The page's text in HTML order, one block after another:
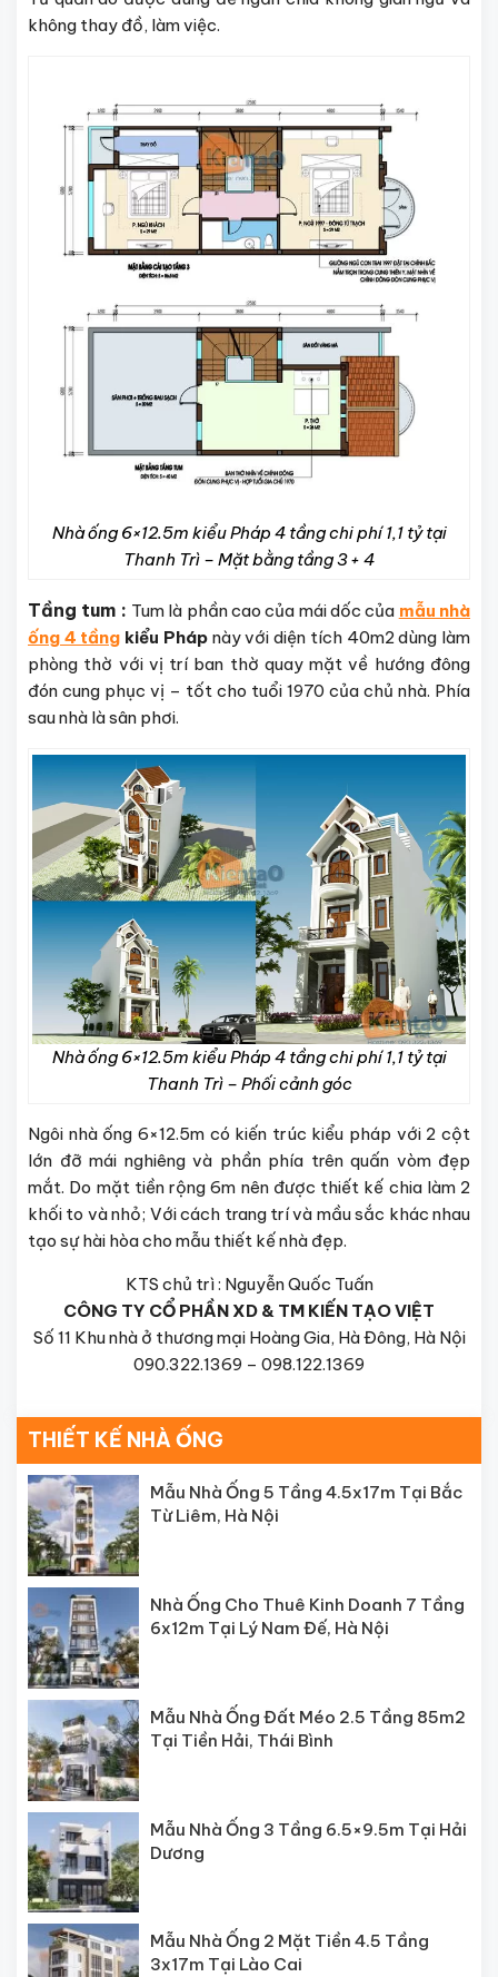
không thay đồ, làm việc.
Nhà ống 6×12.5m kiểu Pháp 4 tầng chi phí 1,1 tỷ tại
Thanh Trì – Mặt bằng tầng 3 + 4
Tầng tum : Tum là phần cao của mái dốc của mẫu nhà
ống 4 tầng kiểu Phápnày với diện tích 40m2 dùng làm
phòng thờ với vị trí ban thờ quay mặt về hướng đông
đón cung phục vị – tốt cho tuổi 1970 của chủ nhà. Phía
sau nhà là sân phơi.
Nhà ống 6×12.5m kiểu Pháp 4 tầng chi phí 1,1 tỷ tại
Thanh Trì – Phối cảnh góc
Ngôi nhà ống 6×12.5m có kiến trúc kiểu pháp với 2 cột
lớn đỡ mái nghiêng và phần phía trên quấn vòm đẹp
mắt. Do mặt tiền rộng 6m nên được thiết kế chia làm 2
khối to và nhỏ; Với cách trang trí và mầu sắc khác nhau
tạo sự hài hòa cho mẫu thiết kế nhà đẹp.
KTS chủ trì : Nguyễn Quốc Tuấn
CÔNG TY CỔ PHẦN XD & TM KIẾN TẠO VIỆT
Số 11 Khu nhà ở thương mại Hoàng Gia, Hà Đông, Hà Nội
090.322.1369 – 098.122.1369
THIẾT KẾ NHÀ ỐNG
Mẫu Nhà Ống 5 Tầng 4.5x17m Tại Bắc
Từ Liêm, Hà Nội
Nhà Ống Cho Thuê Kinh Doanh 7 Tầng
6x12m Tại Lý Nam Đế, Hà Nội
Mẫu Nhà Ống Đất Méo 2.5 Tầng 85m2
Tại Tiền Hải, Thái Bình
Mẫu Nhà Ống 3 Tầng 6.5×9.5m Tại Hải
Dương
Mẫu Nhà Ống 2 Mặt Tiền 4.5 Tầng
3x17m Tại Lào Cai